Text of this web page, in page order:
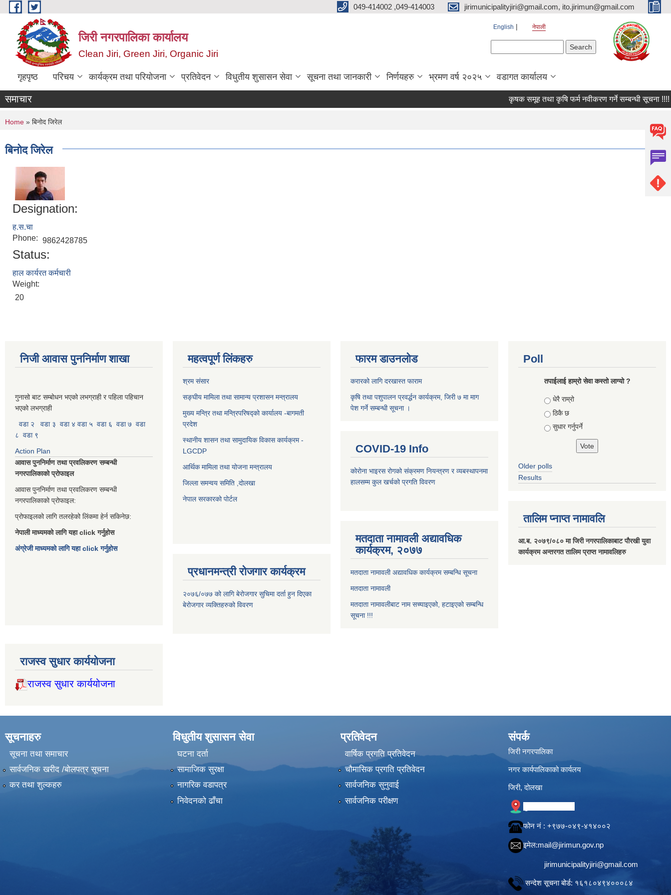
Skip to main content 049-414002 ,049-414003 jirimunicipalityjiri@gmail.com, ito.jirimun@gmail.com
जिरी नगरपालिका कार्यालय
Clean Jiri, Green Jiri, Organic Jiri
English नेपाली
गृहपृष्ठ परिचय कार्यक्रम तथा परियोजना प्रतिवेदन विधुतीय शुसासन सेवा सूचना तथा जानकारी निर्णयहरु भ्रमण वर्ष २०२५ वडागत कार्यालय
समाचार कृषक समूह तथा कृषि फर्म नवीकरण गर्ने सम्बन्धी सूचना !!!!
You are here
Home » बिनोद जिरेल
बिनोद जिरेल
Designation:
ह.स.चा
Phone: 9862428785
Status:
हाल कार्यरत कर्मचारी
Weight:
20
निजी आवास पुननिर्माण शाखा
गुनासो बाट सम्बोधन भएको लभग्राही र पहिला पहिचान
भएको लभग्राही
वडा २
वडा ३ वडा ४ वडा ५ वडा ६ वडा ७ वडा
८ वडा ९
Action Plan
आवास पुननिर्माण तथा प्रवलिकरण सम्बन्धी
नगरपालिकाको प्रोफाइल
आवास पुननिर्माण तथा प्रवलिकरण सम्बन्धी
नगरपालिकाको प्रोफाइल:
प्रोफाइलको लागि तलरहेको लिंकमा हेर्न सकिनेछ:
नेपाली माध्यमको लागि यहा click गर्नुहोस
अंग्रेजी माध्यमको लागि यहा click गर्नुहोस
महत्वपूर्ण लिंकहरु
श्रम संसार
सङ्घीय मामिला तथा सामान्य प्रशासन मन्त्रालय
मुख्य मन्त्रि तथा मन्त्रिपरिषद्को कार्यालय -बागमती
प्रदेश
स्थानीय शासन तथा सामुदायिक विकास कार्यक्रम -
LGCDP
आर्थिक मामिला तथा योजना मन्त्रालय
जिल्ला समन्वय समिति ,दोलखा
नेपाल सरकारको पोर्टल
प्रधानमन्त्री रोजगार कार्यक्रम
२०७६/०७७ को लागि बेरोजगार सुचिमा दर्ता हुन दिएका
बेरोजगार व्यक्तिहरुको विवरण
फारम डाउनलोड
करारको लागि दरखास्त फाराम
कृषि तथा पशुपालन प्रवर्द्धन कार्यक्रम, जिरी ७ मा माग
पेश गर्ने सम्बन्धी सूचना ।
COVID-19 Info
कोरोना भाइरस रोगको संक्रमण नियन्त्रण र व्यबस्थापनमा
हालसम्म कुल खर्चको प्रगति विवरण
मतदाता नामावली अद्यावधिक
कार्यक्रम, २०७७
मतदाता नामावली अद्यावधिक कार्यक्रम सम्बन्धि सूचना
मतदाता नामावली
मतदाता नामावलीबाट नाम सच्याइएको, हटाइएको सम्बन्धि
सूचना !!!
Poll
तपाईलाई हाम्रो सेवा कस्तो लाग्यो ?
Choices
धेरै राम्रो
ठिकै छ
सुधार गर्नुपर्ने
Older polls
Results
तालिम प्नाप्त नामावलि
आ.ब. २०७९/०८० मा जिरी नगरपालिकाबाट पौरखी युवा
कार्यक्रम अन्तरगत तालिम प्राप्त नामावलिहरु
राजस्व सुधार कार्ययोजना
राजस्व सुधार कार्ययोजना
सूचनाहरु
सूचना तथा समाचार
सार्वजनिक खरीद /बोलपत्र सूचना
कर तथा शुल्कहरु
विधुतीय शुसासन सेवा
घटना दर्ता
सामाजिक सुरक्षा
नागरिक वडापत्र
निवेदनको ढाँचा
प्रतिवेदन
वार्षिक प्रगति प्रतिवेदन
चौमासिक प्रगति प्रतिवेदन
सार्वजनिक सुनुवाई
सार्वजनिक परीक्षण
संपर्क
जिरी नगरपालिका
नगर कार्यपालिकाको कार्यलय
जिरी, दोलखा
फोन नं‍ : +९७७-०४९-४१४००२
इमेल:mail@jirimun.gov.np
jirimunicipalityjiri@gmail.com
सन्देश सूचना बोर्ड: १६१८०४९४०००८४